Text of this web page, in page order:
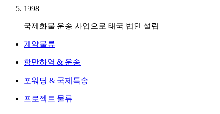
1998
국제화물 운송 사업으로 태국 법인 설립
계약물류
항만하역 & 운송
포워딩 & 국제특송
프로젝트 물류